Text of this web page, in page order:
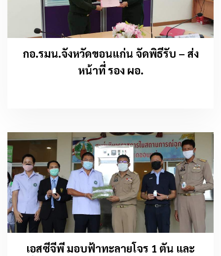
กอ.รมน.จังหวัดขอนแก่น จัดพิธีรับ – ส่ง
หน้าที่ รอง ผอ.
เอสซีจีพี มอบฟ้าทะลายโจร 1 ตัน และ